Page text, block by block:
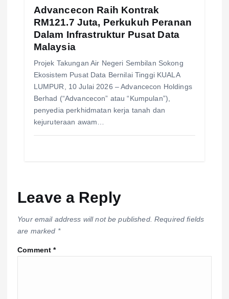
Advancecon Raih Kontrak
RM121.7 Juta, Perkukuh Peranan
Dalam Infrastruktur Pusat Data
Malaysia
Projek Takungan Air Negeri Sembilan Sokong
Ekosistem Pusat Data Bernilai Tinggi KUALA
LUMPUR, 10 Julai 2026 – Advancecon Holdings
Berhad (“Advancecon” atau “Kumpulan”),
penyedia perkhidmatan kerja tanah dan
kejuruteraan awam…
Leave a Reply
Your email address will not be published. Required fields
are marked *
Comment*